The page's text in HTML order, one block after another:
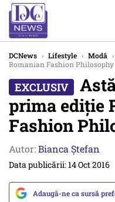
DCNews › Lifestyle › Modă ›
Romanian Fashion Philosophy
prima ediție
Fashion
Autor:Bianca Ştefan
Data publicării: 14 Oct 2016
Adaugă-ne ca sursă